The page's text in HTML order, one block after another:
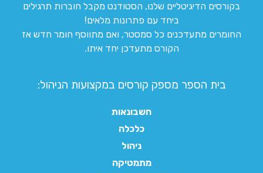
בקורסים הדיגיטליים שלנו, הסטודנט מקבל חוברות תרגילים
ביחד עם פתרונות מלאים!
החומרים מתעדכנים כל סמסטר, ואם מתווסף חומר חדש אז
הקורס מתעדכן יחד איתו.
בית הספר מספק קורסים במקצועות הניהול:
חשבונאות
כלכלה
ניהול
מתמטיקה